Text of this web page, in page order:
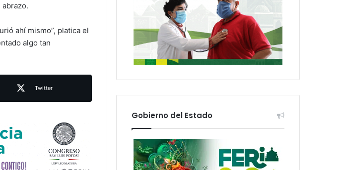
ahí mismo”, platica el
algo tan
Twitter
estatal
con
del Estado
inicia diagnóstico en
renunciar al PRI
pide a morenistas no
y denuncia guerra de
Gobierno del Estado